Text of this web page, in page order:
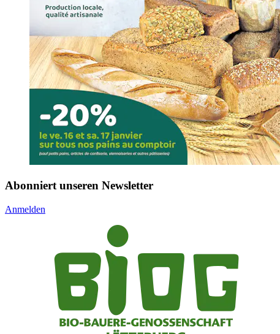
Abonniert unseren Newsletter
Anmelden